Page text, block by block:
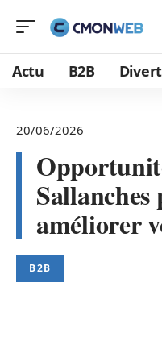
Actu B2B
20/06/2026
améliorer
B2B